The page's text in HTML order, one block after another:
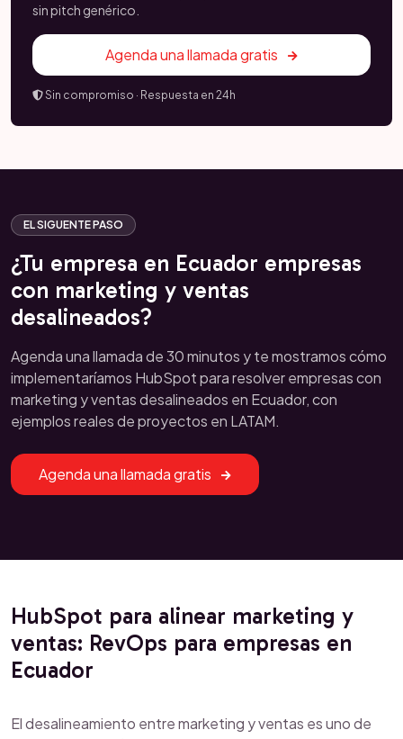
sin pitch genérico.
Agenda una llamada gratis
Sin compromiso · Respuesta en 24h
EL SIGUENTE PASO
¿Tu empresa en Ecuador empresas
con marketing y ventas
desalineados?
Agenda una llamada de 30 minutos y te mostramos cómo
implementaríamos HubSpot para resolver empresas con
marketing y ventas desalineados en Ecuador, con
ejemplos reales de proyectos en LATAM.
Agenda una llamada gratis
HubSpot para alinear marketing y
ventas: RevOps para empresas en
Ecuador
El desalineamiento entre marketing y ventas es uno de